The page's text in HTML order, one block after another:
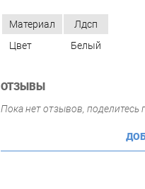
Материал
Лдсп
Цвет
Белый
ОТЗЫВЫ
Пока нет отзывов,